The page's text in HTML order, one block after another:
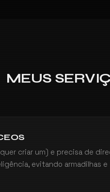
MEUS
criar um) e precisa de
evitando armadilhas e